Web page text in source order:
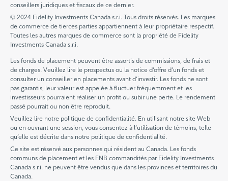
conseillers juridiques et fiscaux de ce dernier.
© 2024 Fidelity Investments Canada s.r.i. Tous droits réservés. Les marques
de commerce de tierces parties appartiennent à leur propriétaire respectif.
Toutes les autres marques de commerce sont la propriété de Fidelity
Investments Canada s.r.i.
Les fonds de placement peuvent être assortis de commissions, de frais et
de charges. Veuillez lire le prospectus ou la notice d’offre d’un fonds et
consulter un conseiller en placements avant d’investir. Les fonds ne sont
pas garantis, leur valeur est appelée à fluctuer fréquemment et les
investisseurs pourraient réaliser un profit ou subir une perte. Le rendement
passé pourrait ou non être reproduit.
Veuillez lire notre politique de confidentialité. En utilisant notre site Web
ou en ouvrant une session, vous consentez à l’utilisation de témoins, telle
qu’elle est décrite dans notre politique de confidentialité.
Ce site est réservé aux personnes qui résident au Canada. Les fonds
communs de placement et les FNB commandités par Fidelity Investments
Canada s.r.i. ne peuvent être vendus que dans les provinces et territoires du
Canada.